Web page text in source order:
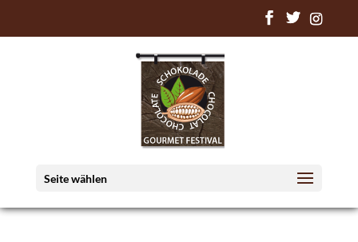
Seite wählen